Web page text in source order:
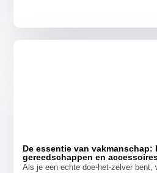
De essentie van vakmanschap:
gereedschappen en
Als je een echte doe-het-zelver bent,